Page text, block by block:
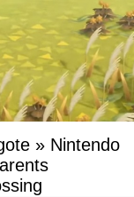
» Nintendo